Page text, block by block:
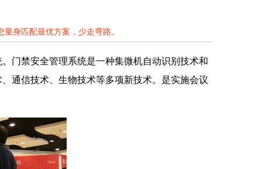
身匹配最优方案，少走弯路。
门禁安全管理系统是一种集微机自动识别技术和
通信技术、生物技术等多项新技术。是实施会议